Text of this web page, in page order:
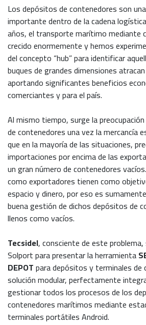
Los depósitos de contenedores son
importante dentro de la cadena
años, el transporte marítimo mediante
crecido enormemente y hemos
del concepto “hub” para identificar
buques de grandes dimensiones
aportando significantes beneficios
comerciantes y para el país.
Al mismo tiempo, surge la
de contenedores una vez la mercancía
que en la mayoría de las situaciones,
importaciones por encima de las
un gran número de contenedores
como exportadores tienen como
espacio y dinero, por eso es
buena gestión de dichos depósitos de
llenos como vacíos.
Tecsidel, consciente de este
Solport para presentar la herramienta
DEPOTpara depósitos y terminales
solución modular, perfectamente
gestionar todos los procesos de los
contenedores marítimos mediante
terminales portátiles Android.